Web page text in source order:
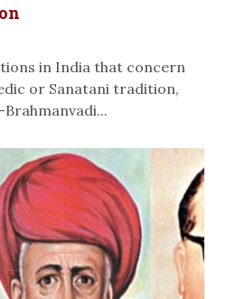
in India that concern
or Sanatani tradition,